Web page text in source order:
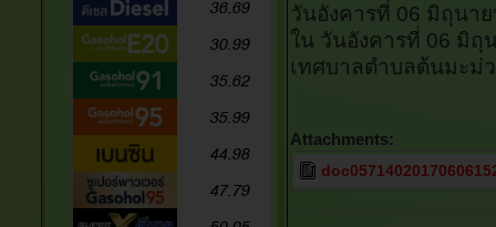
วันอังคารที่ 06 มิถุนา
ใน วันอังคารที่ 06 มิถุ
เทศบาลตำบลต้นมะม่
Attachments: